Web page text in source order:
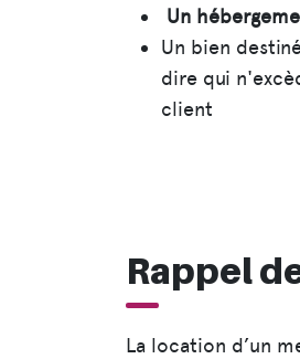
Un
Un bien
dire qui
client
Rappel
La location d’un